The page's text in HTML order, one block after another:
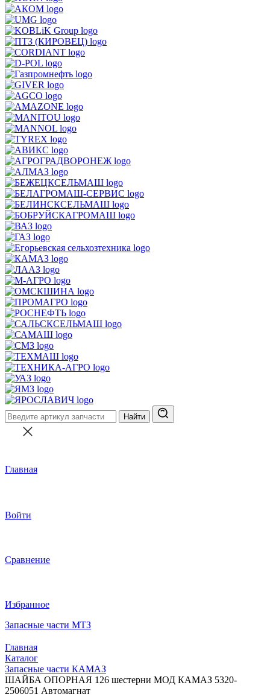
Найти
Главная
Войти
Сравнение
Избранное
Запасные части МТЗ
Главная
Каталог
Запасные части КАМАЗ
ШАЙБА ОПОРНАЯ 126 шестерни МОД КАМАЗ 5320-
2506051 Автомагнат